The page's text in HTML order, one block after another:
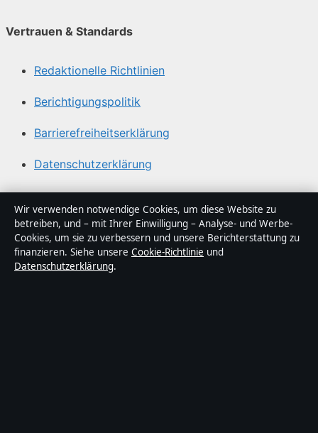
Vertrauen & Standards
Redaktionelle Richtlinien
Berichtigungspolitik
Barrierefreiheitserklärung
Datenschutzerklärung
Über Sacharchiv in Kürze
Sacharchiv ist ein unabhängiger digitaler
Nachrichtenanbieter mit Fokus auf Politik, Wirtschaft,
Technik und Gesellschaft in Deutschland. Jeder Artikel
Wir verwenden notwendige Cookies, um diese Website zu
betreiben, und – mit Ihrer Einwilligung – Analyse- und Werbe-
Cookies, um sie zu verbessern und unsere Berichterstattung zu
finanzieren. Siehe unsere Cookie-Richtlinie und
Datenschutzerklärung.